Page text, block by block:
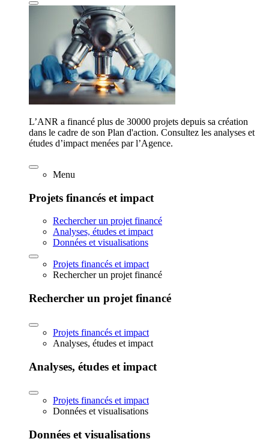
L’ANR a financé plus de 30000 projets depuis sa création
dans le cadre de son Plan d'action. Consultez les analyses et
études d’impact menées par l’Agence.
Menu
Projets financés et impact
Rechercher un projet financé
Analyses, études et impact
Données et visualisations
Projets financés et impact
Rechercher un projet financé
Rechercher un projet financé
Projets financés et impact
Analyses, études et impact
Analyses, études et impact
Projets financés et impact
Données et visualisations
Données et visualisations